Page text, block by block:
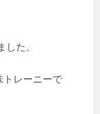
た。
トレーニーで